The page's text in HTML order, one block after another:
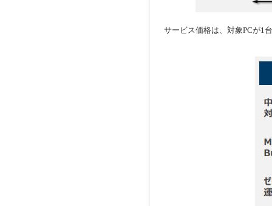
サービス価格は、対象PCが1